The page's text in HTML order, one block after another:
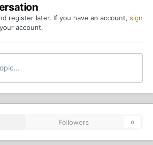
register later. If you have an account, sign
account.
Followers 0